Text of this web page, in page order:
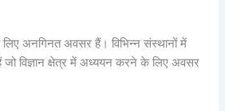
के लिए अनगिनत अवसर हैं। विभिन्न संस्थानों में
जो विज्ञान क्षेत्र में अध्ययन करने के लिए अवसर